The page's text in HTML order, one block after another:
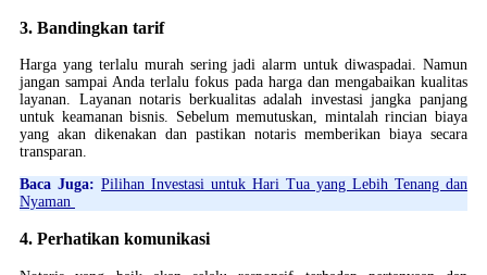
3. Bandingkan tarif
Harga yang terlalu murah sering jadi alarm untuk diwaspadai. Namun
jangan sampai Anda terlalu fokus pada harga dan mengabaikan kualitas
layanan. Layanan notaris berkualitas adalah investasi jangka panjang
untuk keamanan bisnis. Sebelum memutuskan, mintalah rincian biaya
yang akan dikenakan dan pastikan notaris memberikan biaya secara
transparan.
Baca Juga: Pilihan Investasi untuk Hari Tua yang Lebih Tenang dan
Nyaman
4. Perhatikan komunikasi